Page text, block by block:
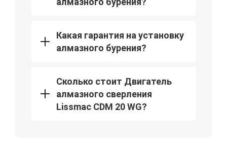
Какая гарантия на установку
алмазного бурения?
Сколько стоит Двигатель
алмазного сверления
Lissmac CDM 20 WG?